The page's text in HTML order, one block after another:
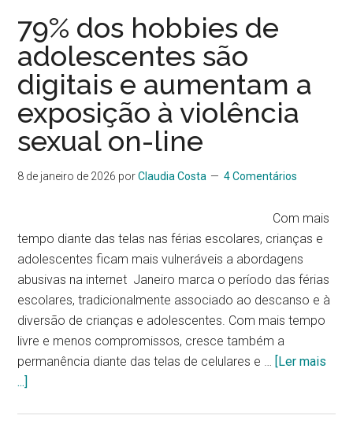
79% dos hobbies de
adolescentes são
digitais e aumentam a
exposição à violência
sexual on-line
8 de janeiro de 2026 porClaudia Costa 4 Comentários
Com mais
tempo diante das telas nas férias escolares, crianças e
adolescentes ficam mais vulneráveis a abordagens
abusivas na internet Janeiro marca o período das férias
escolares, tradicionalmente associado ao descanso e à
diversão de crianças e adolescentes. Com mais tempo
livre e menos compromissos, cresce também a
permanência diante das telas de celulares e …
[Ler mais
...]